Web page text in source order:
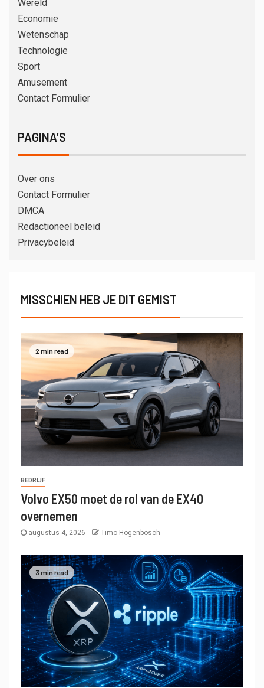
Wereld
Economie
Wetenschap
Technologie
Sport
Amusement
Contact Formulier
PAGINA’S
Over ons
Contact Formulier
DMCA
Redactioneel beleid
Privacybeleid
MISSCHIEN HEB JE DIT GEMIST
2 min read
BEDRIJF
Volvo EX50 moet de rol van de EX40
overnemen
augustus 4, 2026 Timo Hogenbosch
3 min read